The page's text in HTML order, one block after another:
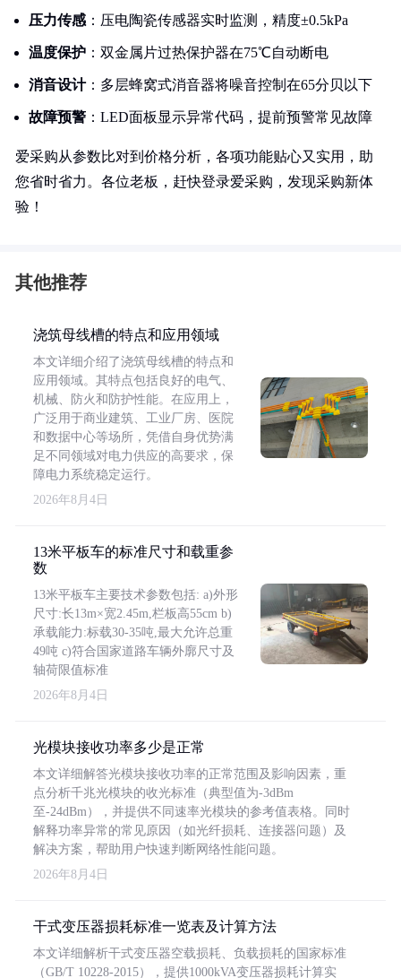
压力传感 ：压电陶瓷传感器实时监测，精度±0.5kPa
温度保护 ：双金属片过热保护器在75℃自动断电
消音设计：多层蜂窝式消音器将噪音控制在65分贝以下
故障预警 ：LED面板显示异常代码，提前预警常见故障
爱采购从参数比对到价格分析，各项功能贴心又实用，助
您省时省力。各位老板，赶快登录爱采购，发现采购新体
验！
其他推荐
浇筑母线槽的特点和应用领域
本文详细介绍了浇筑母线槽的特点和
应用领域。其特点包括良好的电气、
机械、防火和防护性能。在应用上，
广泛用于商业建筑、工业厂房、医院
和数据中心等场所，凭借自身优势满
足不同领域对电力供应的高要求，保
障电力系统稳定运行。
2026年8月4日
13米平板车的标准尺寸和载重参
数
13米平板车主要技术参数包括: a)外形
尺寸:长13m×宽2.45m,栏板高55cm b)
承载能力:标载30-35吨,最大允许总重
49吨 c)符合国家道路车辆外廓尺寸及
轴荷限值标准
2026年8月4日
光模块接收功率多少是正常
本文详细解答光模块接收功率的正常范围及影响因素，重
点分析千兆光模块的收光标准（典型值为-3dBm
至-24dBm），并提供不同速率光模块的参考值表格。同时
解释功率异常的常见原因（如光纤损耗、连接器问题）及
解决方案，帮助用户快速判断网络性能问题。
2026年8月4日
干式变压器损耗标准一览表及计算方法
本文详细解析干式变压器空载损耗、负载损耗的国家标准
（GB/T 10228-2015），提供1000kVA变压器损耗计算实